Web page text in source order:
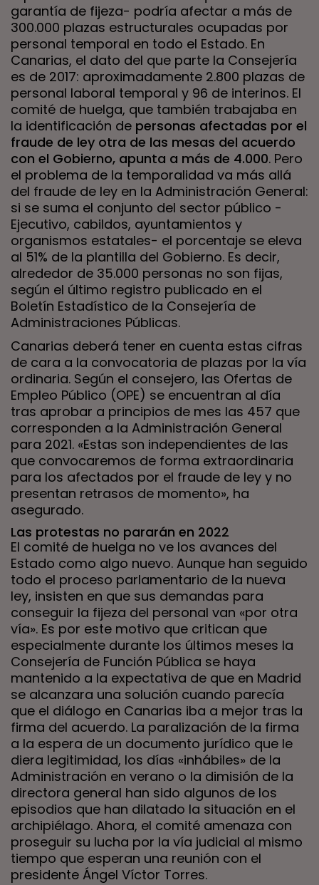
garantía de fijeza- podría afectar a más de
300.000 plazas estructurales ocupadas por
personal temporal en todo el Estado. En
Canarias, el dato del que parte la Consejería
es de 2017: aproximadamente 2.800 plazas de
personal laboral temporal y 96 de interinos. El
comité de huelga, que también trabajaba en
la identificación de personas afectadas por el
fraude de ley otra de las mesas del acuerdo
con el Gobierno, apunta a más de 4.000. Pero
el problema de la temporalidad va más allá
del fraude de ley en la Administración General:
si se suma el conjunto del sector público -
Ejecutivo, cabildos, ayuntamientos y
organismos estatales- el porcentaje se eleva
al 51% de la plantilla del Gobierno. Es decir,
alrededor de 35.000 personas no son fijas,
según el último registro publicado en el
Boletín Estadístico de la Consejería de
Administraciones Públicas.
Canarias deberá tener en cuenta estas cifras
de cara a la convocatoria de plazas por la vía
ordinaria. Según el consejero, las Ofertas de
Empleo Público (OPE) se encuentran al día
tras aprobar a principios de mes las 457 que
corresponden a la Administración General
para 2021. «Estas son independientes de las
que convocaremos de forma extraordinaria
para los afectados por el fraude de ley y no
presentan retrasos de momento», ha
asegurado.
Las protestas no pararán en 2022
El comité de huelga no ve los avances del
Estado como algo nuevo. Aunque han seguido
todo el proceso parlamentario de la nueva
ley, insisten en que sus demandas para
conseguir la fijeza del personal van «por otra
vía». Es por este motivo que critican que
especialmente durante los últimos meses la
Consejería de Función Pública se haya
mantenido a la expectativa de que en Madrid
se alcanzara una solución cuando parecía
que el diálogo en Canarias iba a mejor tras la
firma del acuerdo. La paralización de la firma
a la espera de un documento jurídico que le
diera legitimidad, los días «inhábiles» de la
Administración en verano o la dimisión de la
directora general han sido algunos de los
episodios que han dilatado la situación en el
archipiélago. Ahora, el comité amenaza con
proseguir su lucha por la vía judicial al mismo
tiempo que esperan una reunión con el
presidente Ángel Víctor Torres.